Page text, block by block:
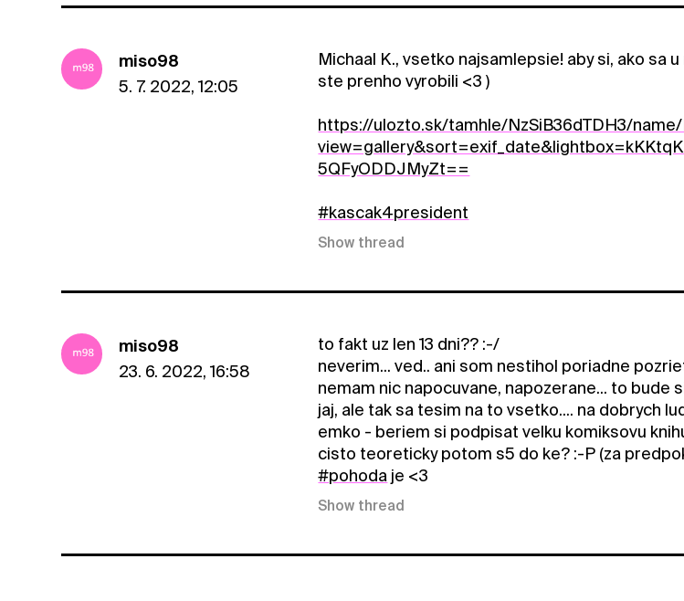
miso98
5. 7. 2022, 12:05
Michaal K., vsetko najsamlepsie! aby si, ako sa
ste prenho vyrobili <3 )
https://ulozto.sk/tamhle/NzSiB36dTDH3/
5QFyODDJMyZt==
#kascak4president
Show thread
miso98
23. 6. 2022, 16:58
to fakt uz len 13 dni?? :-/
neverim... ved.. ani som nestihol poriadne
nemam nic napocuvane, napozerane... to bude
jaj, ale tak sa tesim na to vsetko.... na dobrych
emko - beriem si podpisat velku komiksovu
cisto teoreticky potom s5 do ke? :-P (za
#pohoda je <3
Show thread